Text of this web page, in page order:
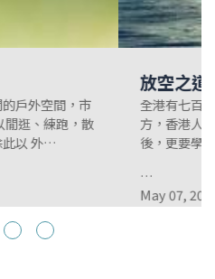
一個只有 1100平方米的地
和充電。在狂熱的工作文化背
。